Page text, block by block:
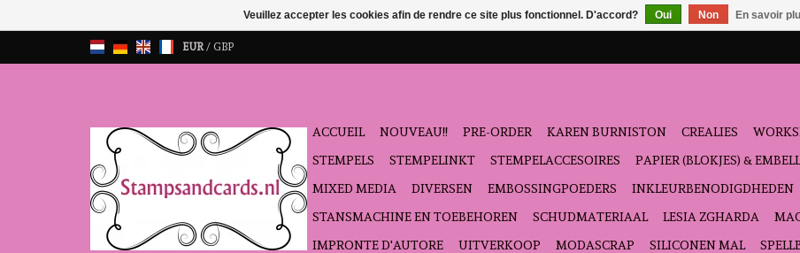
EUR/ GBP
ACCUEIL NOUVEAU!! PRE-ORDER KAREN BURNISTON CREALIES
STEMPELS
STEMPELINKT STEMPELACCESOIRES PAPIER (BLOKJES) &
MIXED MEDIA
DIVERSEN EMBOSSINGPOEDERS INKLEURBENODIGDHEDEN
STANSMACHINE EN TOEBEHOREN
SCHUDMATERIAAL LESIA ZGHARDA
IMPRONTE D'AUTORE
UITVERKOOP MODASCRAP SILICONEN MAL
Veuillez accepter les cookies afin de rendre ce site plus fonctionnel. D'accord? Oui Non En savoir